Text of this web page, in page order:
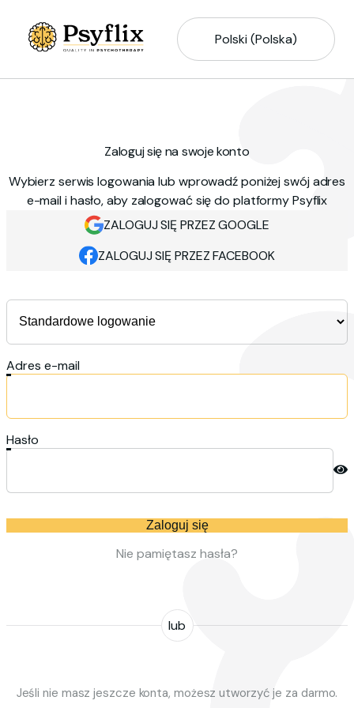
Polski (Polska)
Zaloguj się na swoje konto
Wybierz serwis logowania lub wprowadź poniżej swój adres
e-mail i hasło, aby zalogować się do platformy Psyflix
ZALOGUJ SIĘ PRZEZ GOOGLE
ZALOGUJ SIĘ PRZEZ FACEBOOK
Adres e-mail
Hasło
Zaloguj się
Nie pamiętasz hasła?
lub
Jeśli nie masz jeszcze konta, możesz utworzyć je za darmo.